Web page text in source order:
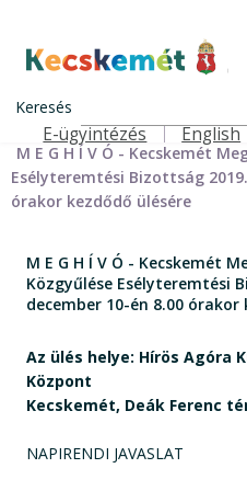
tartalomra
Kecskemét Város
Keresés
Felső navigáció
E-ügyintézés English
Önkormányzat
Bizottságok 2014-2024
Esélyteremtési Bizottság meghívói
M E G H Í V Ó - Kecskemét
Esélyteremtési Bizottság
órakor kezdődő ülésére
M E G H Í V Ó - Kecskemét
Közgyűlése Esélyteremtési
december 10-én 8.00 órakor
Az ülés helye: Hírös Agóra
Központ
Kecskemét, Deák Ferenc
NAPIRENDI JAVASLAT